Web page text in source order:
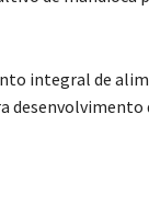
integral de
desenvolvimento